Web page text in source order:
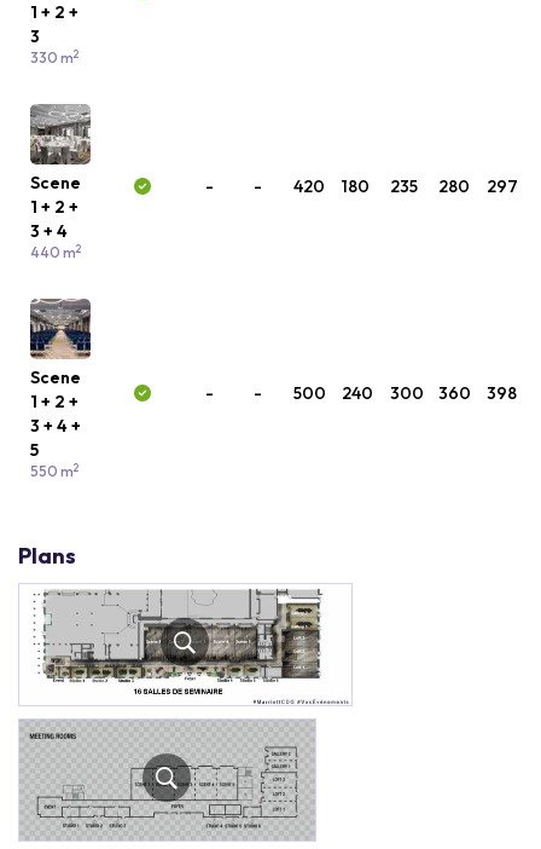
1 + 2 +
3
330 m2
Scene
1 + 2 +
3 + 4
440 m2
- - 420 180 235 280 297
Scene
1 + 2 +
3 + 4 +
5
550 m2
- - 500 240 300 360 398
Plans